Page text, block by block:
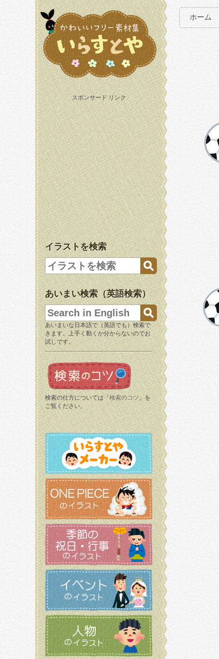
スポンサード リンク
イラストを検索
あいまい検索（英語検索）
あいまいな日本語で（英語でも）検索で
きます。上手く動くか分からないのでお
試しです。
検索の仕方については「 検索のコツ 」を
ご覧ください。
ホーム